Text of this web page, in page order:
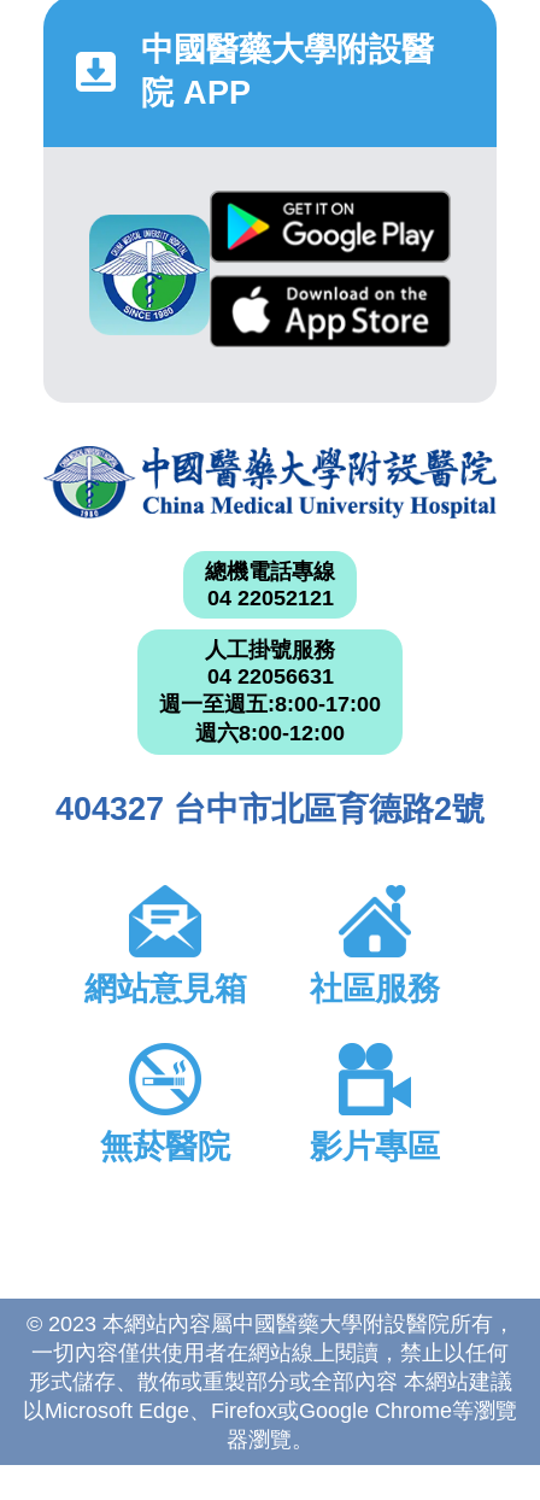
中國醫藥大學附設醫
院 APP
總機電話專線
04 22052121
人工掛號服務
04 22056631
週一至週五:8:00-17:00
週六8:00-12:00
404327 台中市北區育德路2號
網站意見箱 社區服務
無菸醫院 影片專區
© 2023 本網站內容屬中國醫藥大學附設醫院所有，
一切內容僅供使用者在網站線上閱讀，禁止以任何
形式儲存、散佈或重製部分或全部內容 本網站建議
以Microsoft Edge、Firefox或Google Chrome等瀏覽
器瀏覽。